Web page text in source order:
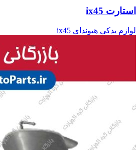
استارت ix45
لوازم یدکی هیوندای ix45